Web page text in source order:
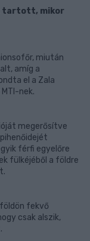
tartott, mikor
miután
amíg a
el a Zala
nek.
megerősítve
férfi egyelőre
fülkéjéből a földre
fekvő
csak alszik,